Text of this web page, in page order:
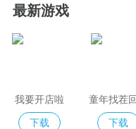
最新游戏
我要开店啦
下载
童年找茬
下载